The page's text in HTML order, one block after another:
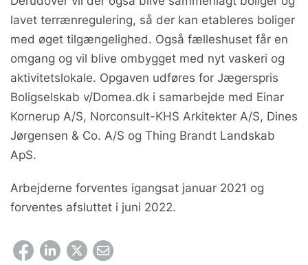
lavet terrænregulering, så der kan etableres boliger
med øget tilgængelighed. Også fælleshuset får en
omgang og vil blive ombygget med nyt vaskeri og
aktivitetslokale. Opgaven udføres for Jægerspris
Boligselskab v/Domea.dk i samarbejde med Einar
Kornerup A/S, Norconsult-KHS Arkitekter A/S, Dines
Jørgensen & Co. A/S og Thing Brandt Landskab
ApS.
Arbejderne forventes igangsat januar 2021 og
forventes afsluttet i juni 2022.